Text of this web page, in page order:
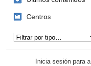
Centros
Inicia sesión para